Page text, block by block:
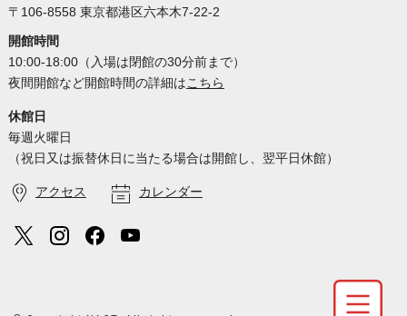
〒106-8558 東京都港区六本木7-22-2
開館時間
10:00-18:00（入場は閉館の30分前まで）
夜間開館など開館時間の詳細はこちら
休館日
毎週火曜日
（祝日又は振替休日に当たる場合は開館し、翌平日休館）
アクセス カレンダー